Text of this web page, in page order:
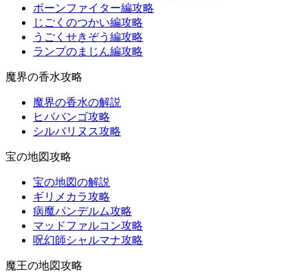
ボーンファイター編攻略
じごくのつかい編攻略
うごくせきぞう編攻略
ランプのまじん編攻略
魔界の香水攻略
魔界の香水の解説
ヒババンゴ攻略
シルバリヌス攻略
宝の地図攻略
宝の地図の解説
ギリメカラ攻略
病魔パンデルム攻略
マッドファルコン攻略
呪幻師シャルマナ攻略
魔王の地図攻略